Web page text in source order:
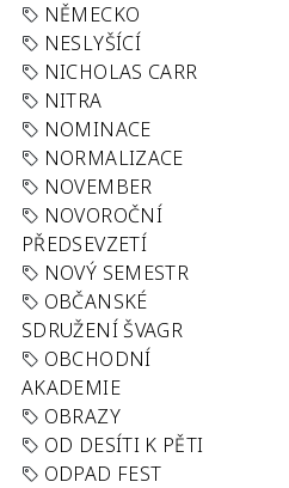
NĚMECKO
NESLYŠÍCÍ
NICHOLAS CARR
NITRA
NOMINACE
NORMALIZACE
NOVEMBER
NOVOROČNÍ
PŘEDSEVZETÍ
NOVÝ SEMESTR
OBČANSKÉ
SDRUŽENÍ ŠVAGR
OBCHODNÍ
AKADEMIE
OBRAZY
OD DESÍTI K PĚTI
ODPAD FEST